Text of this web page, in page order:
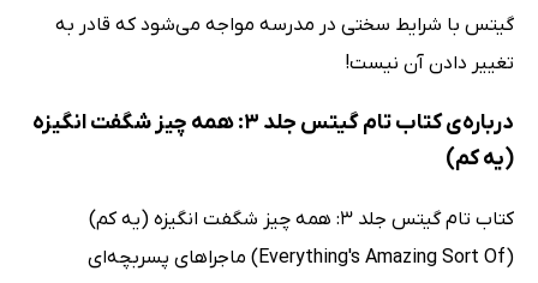
گیتس با شرایط سختی در مدرسه مواجه می‌شود که قادر به
تغییر دادن آن نیست!
درباره‌ی کتاب تام گیتس جلد 3: همه چیز شگفت انگیزه
(یه کم)
کتاب تام گیتس جلد 3: همه چیز شگفت انگیزه (یه کم)
(Everything's Amazing Sort Of) ماجراهای پسربچه‌ای